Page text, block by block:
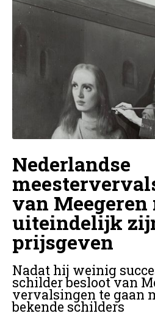
Nederlandse
van Meegeren
uiteindelijk
prijsgeven
Nadat hij weinig
schilder besloot van
vervalsingen te gaan
bekende schilders